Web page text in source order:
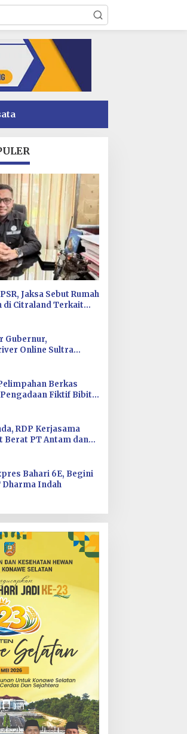
Jaksa Sebut Rumah
di Citraland Terkait
Gubernur,
Online Sultra
dan Pengawasan
Berkas
Fiktif Bibit
Cipta Rp26 Miliar
RDP Kerjasama
Berat PT Antam dan
di DPRD Sultra
Bahari 6E, Begini
Indah